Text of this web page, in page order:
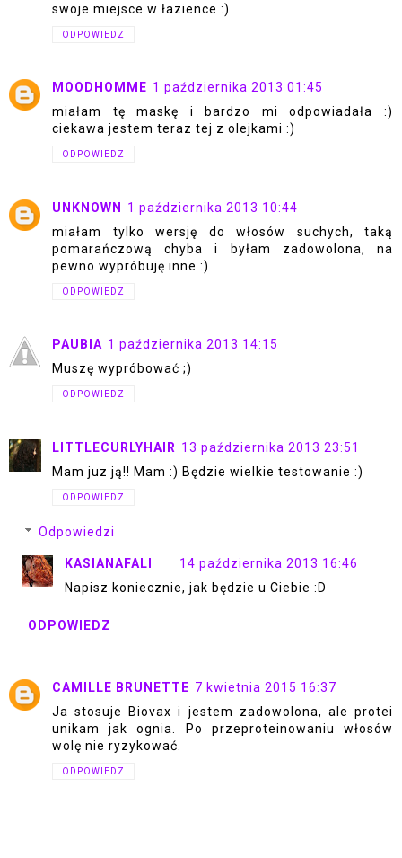
swoje miejsce w łazience :)
ODPOWIEDZ
MOODHOMME 1 października 2013 01:45
miałam tę maskę i bardzo mi odpowiadała :)
ciekawa jestem teraz tej z olejkami :)
ODPOWIEDZ
UNKNOWN
1 października 2013 10:44
miałam tylko wersję do włosów suchych, taką
pomarańczową chyba i byłam zadowolona, na
pewno wypróbuję inne :)
ODPOWIEDZ
PAUBIA 1 października 2013 14:15
Muszę wypróbować ;)
ODPOWIEDZ
LITTLECURLYHAIR 13 października 2013 23:51
Mam juz ją!! Mam :) Będzie wielkie testowanie :)
ODPOWIEDZ
Odpowiedzi
KASIANAFALI
14 października 2013 16:46
Napisz koniecznie, jak będzie u Ciebie :D
ODPOWIEDZ
CAMILLE BRUNETTE 7 kwietnia 2015 16:37
Ja stosuje Biovax i jestem zadowolona, ale protei
unikam jak ognia. Po przeproteinowaniu włosów
wolę nie ryzykować.
ODPOWIEDZ